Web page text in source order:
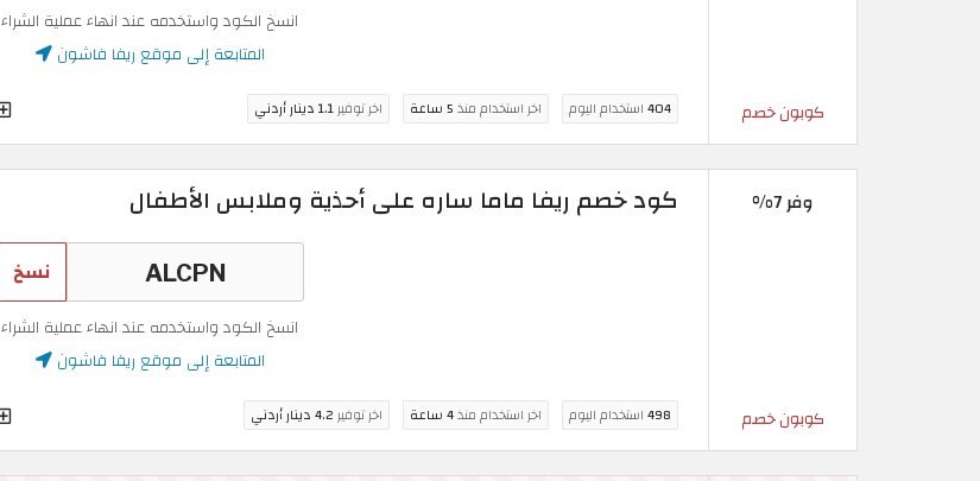
كوبون خصم
انسخ الكود واستخدمه عند انهاء عملية الشراء
المتابعة إلى موقع ريفا فاشون
404استخدام اليوم اخر استخدام منذ5 ساعة اخر توفير1.1 دينار أردني
وفر 7%
كوبون خصم
كود خصم ريفا ماما ساره على أحذية وملابس الأطفال
نسخ
انسخ الكود واستخدمه عند انهاء عملية الشراء
المتابعة إلى موقع ريفا فاشون
498استخدام اليوم اخر استخدام منذ4 ساعة اخر توفير4.2 دينار أردني